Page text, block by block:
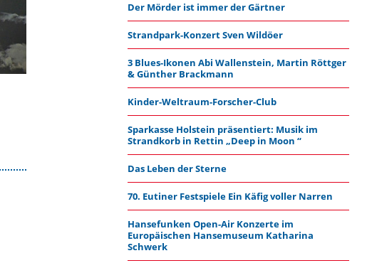
Der Mörder ist immer der Gärtner
Strandpark-Konzert Sven Wildöer
3 Blues-Ikonen Abi Wallenstein, Martin Röttger
& Günther Brackmann
Kinder-Weltraum-Forscher-Club
Sparkasse Holstein präsentiert: Musik im
Strandkorb in Rettin „Deep in Moon “
Das Leben der Sterne
70. Eutiner Festspiele Ein Käfig voller Narren
Hansefunken Open-Air Konzerte im
Europäischen Hansemuseum Katharina
Schwerk